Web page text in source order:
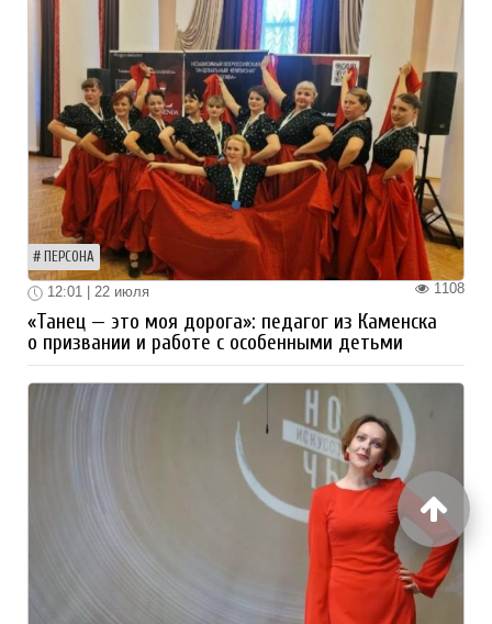
ПЕРСОНА
1108
12:01 | 22 июля
«Танец — это моя дорога»: педагог из Каменска
о призвании и работе с особенными детьми